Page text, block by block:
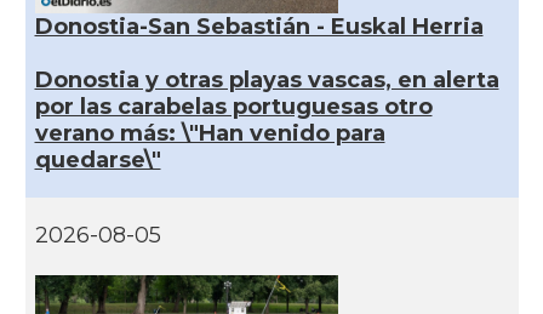
Donostia-San Sebastián - Euskal Herria
Donostia y otras playas vascas, en alerta
por las carabelas portuguesas otro
verano más: \"Han venido para
quedarse\"
2026-08-05